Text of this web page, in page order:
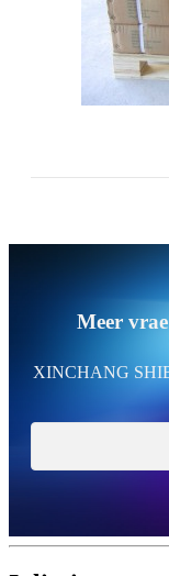
Meer
XINCHANG